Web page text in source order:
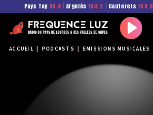
Pays Toy 99.6 Argelès 104.2 Cauterets 104.9
Play
ACCUEIL PODCASTS EMISSIONS MUSICALES